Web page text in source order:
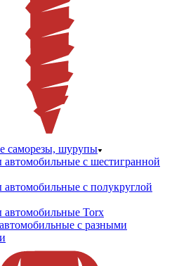
саморезы, шурупы
автомобильные с шестигранной
автомобильные с полукруглой
автомобильные Torx
с разными